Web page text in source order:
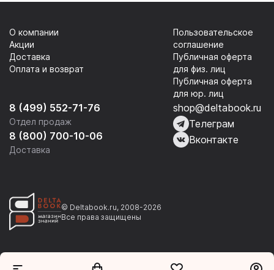
8 (499) 552-71-76
Отдел продаж
8 (800) 700-10-06
Доставка
О компании
Акции
Доставка
Оплата и возврат
Пользовательское
соглашение
Публичная оферта
для физ. лиц
Публичная оферта
для юр. лиц
shop@deltabook.ru
Телеграм
Вконтакте
© Deltabook.ru, 2008-2026
Все права защищены